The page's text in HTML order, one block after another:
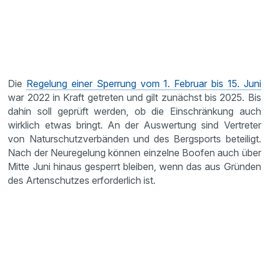
Die Regelung einer Sperrung vom 1. Februar bis 15. Juni
war 2022 in Kraft getreten und gilt zunächst bis 2025. Bis
dahin soll geprüft werden, ob die Einschränkung auch
wirklich etwas bringt. An der Auswertung sind Vertreter
von Naturschutzverbänden und des Bergsports beteiligt.
Nach der Neuregelung können einzelne Boofen auch über
Mitte Juni hinaus gesperrt bleiben, wenn das aus Gründen
des Artenschutzes erforderlich ist.